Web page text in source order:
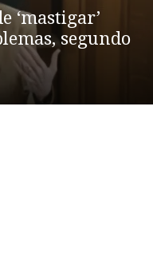
‘mastigar’
segundo